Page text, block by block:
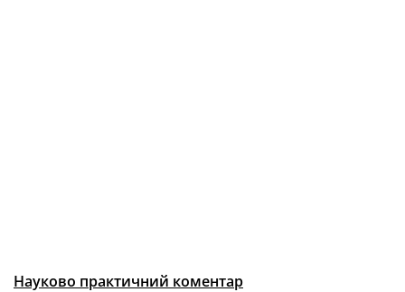
Науково практичний коментар